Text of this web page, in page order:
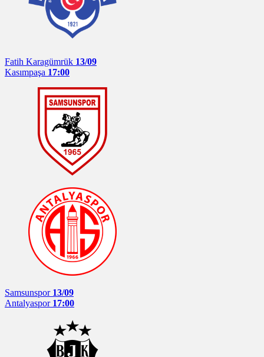
Fatih Karagümrük 13/09
Kasımpaşa 17:00
Samsunspor 13/09
Antalyaspor 17:00